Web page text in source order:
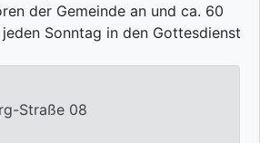
der Gemeinde an und ca. 60
Sonntag in den Gottesdienst
Straße 08